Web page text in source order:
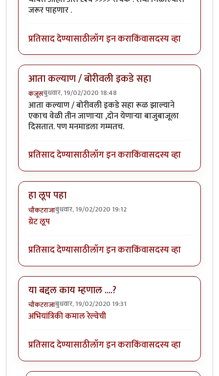
जरूर पाहणार .
प्रतिसाद देण्यासाठीलॉग इन कराकिंवासदस्य व्हा
आता कल्याण / बोरीवली इकडे सहा
कंजूसबुधवार, 19/02/2020 18:48
आता कल्याण / बोरीवली इकडे सहा रूळ झाल्याने
एकाच वेळी तीन जाणाऱ्या ,दोन येणाऱ्या बाजुबाजूला
दिसतात. पण मनमाडला गम्मतच.
प्रतिसाद देण्यासाठीलॉग इन कराकिंवासदस्य व्हा
हा लूप पहा
चौकटराजाबुधवार, 19/02/2020 19:12
ग्रेट लूप
प्रतिसाद देण्यासाठीलॉग इन कराकिंवासदस्य व्हा
या बद्दल काय म्हणाल ....?
चौकटराजाबुधवार, 19/02/2020 19:31
अभियांत्रिकी कमाल रेल्वेची
प्रतिसाद देण्यासाठीलॉग इन कराकिंवासदस्य व्हा